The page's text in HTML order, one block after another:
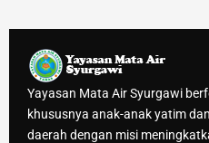
Yayasan Mata Air Syurgawi
khususnya anak-anak yatim
daerah dengan misi